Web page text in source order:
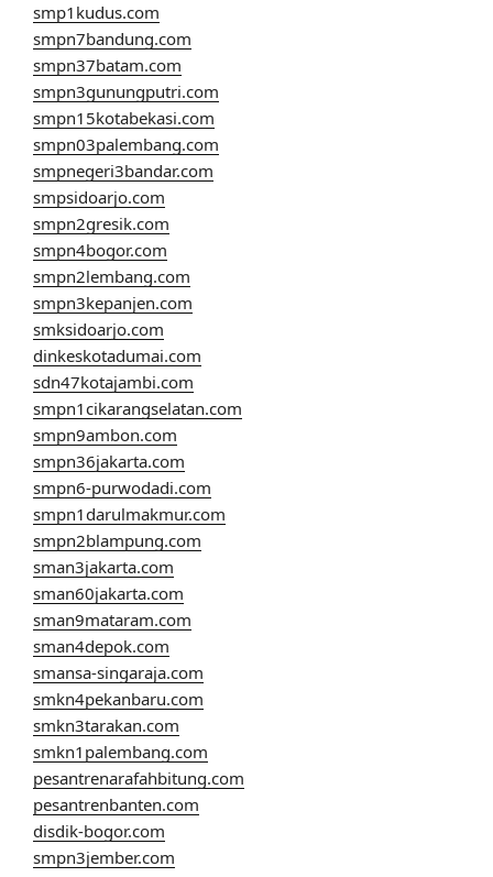
smp1kudus.com
smpn7bandung.com
smpn37batam.com
smpn3gunungputri.com
smpn15kotabekasi.com
smpn03palembang.com
smpnegeri3bandar.com
smpsidoarjo.com
smpn2gresik.com
smpn4bogor.com
smpn2lembang.com
smpn3kepanjen.com
smksidoarjo.com
dinkeskotadumai.com
sdn47kotajambi.com
smpn1cikarangselatan.com
smpn9ambon.com
smpn36jakarta.com
smpn6-purwodadi.com
smpn1darulmakmur.com
smpn2blampung.com
sman3jakarta.com
sman60jakarta.com
sman9mataram.com
sman4depok.com
smansa-singaraja.com
smkn4pekanbaru.com
smkn3tarakan.com
smkn1palembang.com
pesantrenarafahbitung.com
pesantrenbanten.com
disdik-bogor.com
smpn3jember.com